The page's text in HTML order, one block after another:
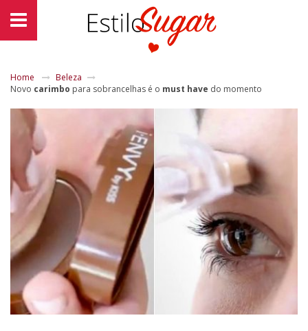
Home
Beleza
Novo carimbo para sobrancelhas é o must have do momento